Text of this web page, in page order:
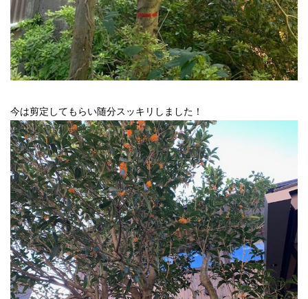
今は剪定してもらい随分スッキリしました！